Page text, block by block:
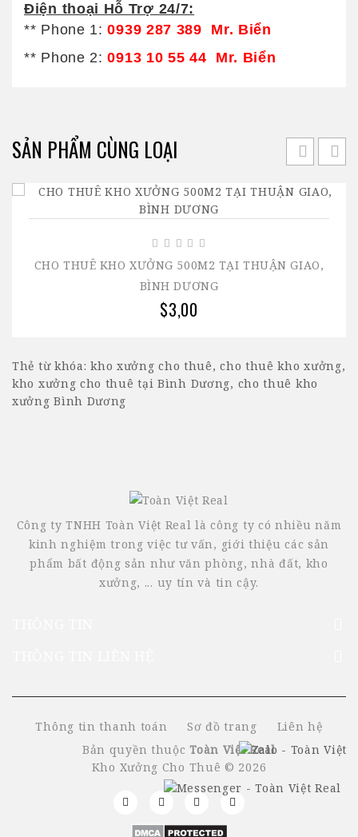
Điện thoại Hỗ Trợ 24/7:
** Phone 1: 0939 287 389 Mr. Biển
** Phone 2: 0913 10 55 44 Mr. Biển
SẢN PHẨM CÙNG LOẠI
CHO THUÊ KHO XƯỞNG 500M2 TẠI THUẬN GIAO,
BÌNH DƯƠNG
$3,00
Thẻ từ khóa:kho xưởng cho thuê,cho thuê kho xưởng,
kho xưởng cho thuê tại Bình Dương, cho thuê kho
xưởng Bình Dương
Công ty TNHH Toàn Việt Real là công ty có nhiều năm
kinh nghiệm trong việc tư vấn, giới thiệu các sản
phẩm bất động sản như văn phòng, nhà đất, kho
xưởng, ... uy tín và tin cậy.
Thông tin thanh toán Sơ đồ trang
Liên hệ
Bản quyền thuộcToàn Việt Real
Kho Xưởng Cho Thuê © 2026